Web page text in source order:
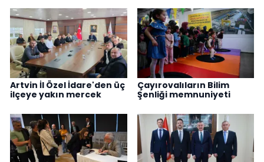
Artvin İl Özel İdare'den üç
ilçeye yakın mercek
Çayırovalıların Bilim
Şenliği memnuniyeti